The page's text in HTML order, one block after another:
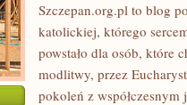
Szczepan.org.pl to blog
katolickiej, którego
powstało dla osób, które
modlitwy, przez
pokoleń z